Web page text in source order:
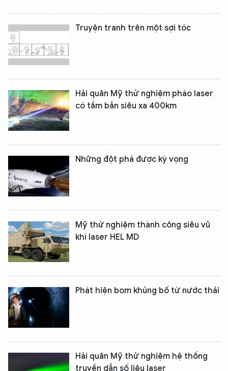
Truyện tranh trên một sợi tóc
Hải quân Mỹ thử nghiệm pháo laser
có tầm bắn siêu xa 400km
Những đột phá được kỳ vọng
Mỹ thử nghiệm thành công siêu vũ
khí laser HEL MD
Phát hiện bom khủng bố từ nước thải
Hải quân Mỹ thử nghiệm hệ thống
truyền dẫn số liệu laser